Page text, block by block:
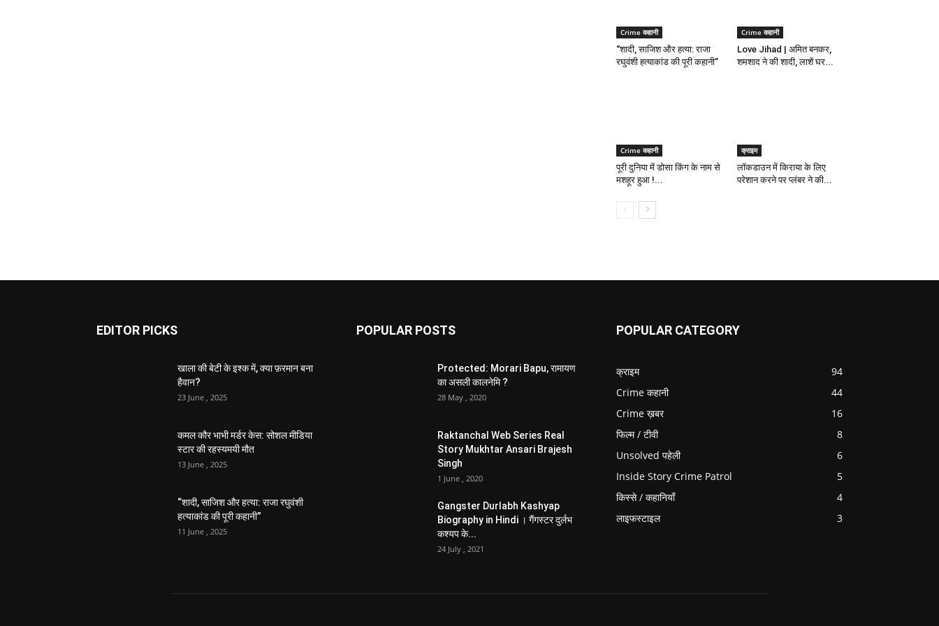
Crime कहानी
“शादी, साजिश और हत्या: राजा
रघुवंशी हत्याकांड की पूरी कहानी”
Crime कहानी
Love Jihad | अमित बनकर,
शमशाद ने की शादी, लाशें घर...
Crime कहानी
पूरी दुनिया में डोसा किंग के नाम से
मशहूर हुआ !...
क्राइम
लॉकडाउन में किराया के लिए
परेशान करने पर प्लंबर ने की...
EDITOR PICKS
खाला की बेटी के इश्क में, क्या फ़रमान बना
हैवान?
23 June , 2025
कमल कौर भाभी मर्डर केस: सोशल मीडिया
स्टार की रहस्यमयी मौत
13 June , 2025
“शादी, साजिश और हत्या: राजा रघुवंशी
हत्याकांड की पूरी कहानी”
11 June , 2025
POPULAR POSTS
Protected: Morari Bapu, रामायण
का असली कालनेमि ?
28 May , 2020
Raktanchal Web Series Real
Story Mukhtar Ansari Brajesh
Singh
1 June , 2020
Gangster Durlabh Kashyap
Biography in Hindi । गैंगस्टर दुर्लभ
कश्यप के...
24 July , 2021
POPULAR CATEGORY
क्राइम
94
Crime कहानी
44
Crime ख़बर
16
फिल्म / टीवी
8
Unsolved पहेली
6
Inside Story Crime Patrol
5
किस्से / कहानियाँ
4
लाइफस्टाइल
3